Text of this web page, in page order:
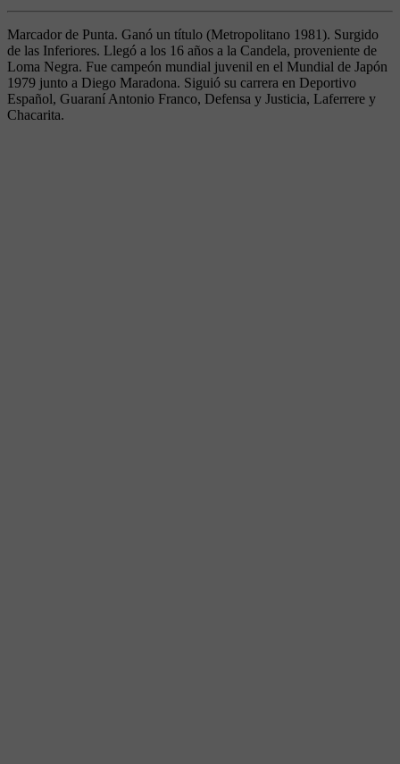
Marcador de Punta. Ganó un título (Metropolitano 1981). Surgido
de las Inferiores. Llegó a los 16 años a la Candela, proveniente de
Loma Negra. Fue campeón mundial juvenil en el Mundial de Japón
1979 junto a Diego Maradona. Siguió su carrera en Deportivo
Español, Guaraní Antonio Franco, Defensa y Justicia, Laferrere y
Chacarita.